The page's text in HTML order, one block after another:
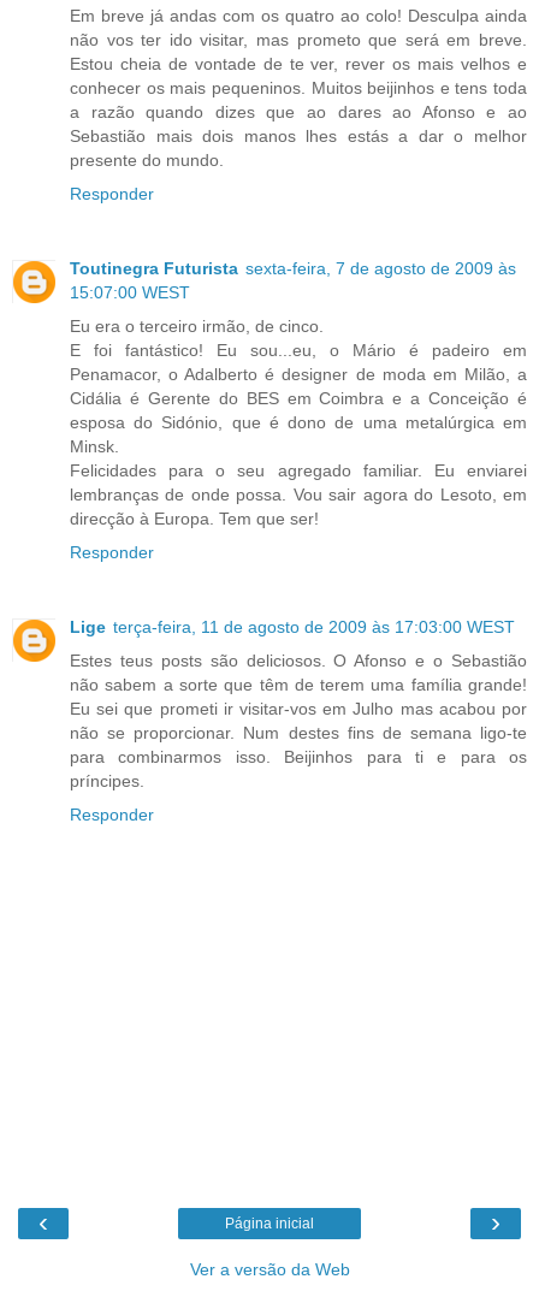
Em breve já andas com os quatro ao colo! Desculpa ainda
não vos ter ido visitar, mas prometo que será em breve.
Estou cheia de vontade de te ver, rever os mais velhos e
conhecer os mais pequeninos. Muitos beijinhos e tens toda
a razão quando dizes que ao dares ao Afonso e ao
Sebastião mais dois manos lhes estás a dar o melhor
presente do mundo.
Responder
Toutinegra Futurista sexta-feira, 7 de agosto de 2009 às
15:07:00 WEST
Eu era o terceiro irmão, de cinco.
E foi fantástico! Eu sou...eu, o Mário é padeiro em
Penamacor, o Adalberto é designer de moda em Milão, a
Cidália é Gerente do BES em Coimbra e a Conceição é
esposa do Sidónio, que é dono de uma metalúrgica em
Minsk.
Felicidades para o seu agregado familiar. Eu enviarei
lembranças de onde possa. Vou sair agora do Lesoto, em
direcção à Europa. Tem que ser!
Responder
Lige terça-feira, 11 de agosto de 2009 às 17:03:00 WEST
Estes teus posts são deliciosos. O Afonso e o Sebastião
não sabem a sorte que têm de terem uma família grande!
Eu sei que prometi ir visitar-vos em Julho mas acabou por
não se proporcionar. Num destes fins de semana ligo-te
para combinarmos isso. Beijinhos para ti e para os
príncipes.
Responder
‹ ›
Página inicial
Ver a versão da Web